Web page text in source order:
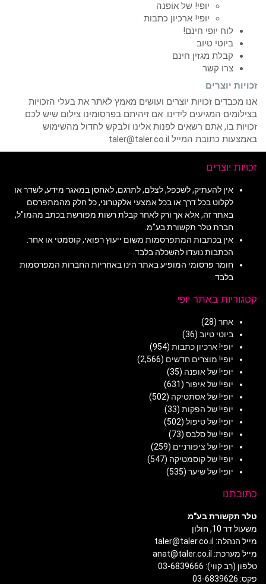
יופי! של אופנה
יופי! ארכיון כתבות
לוח יופי חינם!
ביוטי טיוב
קבלת מגזין חינם
צרו קשר
זכויות יוצרים
אנו מכבדים זכויות יוצרים ועושים מאמץ לאתר את בעלי הזכויות
בצילומים המגיעים לידינו. אם זיהיתם בפרסומינו צילום שיש לכם
זכויות בו, אתם רשאים לפנות אלינו ולבקש לחדול מהשימוש
באמצעות כתובת המייל taler@taler.co.il
זכויות יוצרים
אין להעתיק, לשכפל, לצלם, לתרגם, לאחסן במאגר מידע, לשדר או
לקלוט בכל דרך או בכל אמצעי אלקטרוני, כל חלק מהמתפרסם
באתר זה, אלא אך ורק לאחר קבלת רשות מפורשת בכתב מהמו"ל,
חברת טלר תקשורת בע"מ.
אין בכתבות המתפרסמות משום ייעוץ רפואי, קוסמטי או אחר.
הכתבות נועדו להשכלה בלבד.
חומר פרסומי המופיע באתר הינו באחריות החברות המפרסמות
בלבד.
קטגוריות באתר יופי
אחר (28)
ביוטי טיוב (36)
יופי! ארכיון כתבות (954)
יופי! מוצרים חדשים (2,566)
יופי! של אופנה (35)
יופי! של איפור (631)
יופי! של אסתטיקה (502)
יופי! של הפקות (33)
יופי! של טיפול (502)
יופי! של סלבס (73)
יופי! של ציפורניים (259)
יופי! של קוסמטיקה (547)
יופי! של שיער (535)
כתובתנו
טלר תקשורת בע"מ
משעול דר 10, חולון
מייל הנהלה: taler@taler.co.il
מייל מערכת: anat@taler.co.il
טלפון (רב קווי): 03-6839666
פקס: 03-6839626